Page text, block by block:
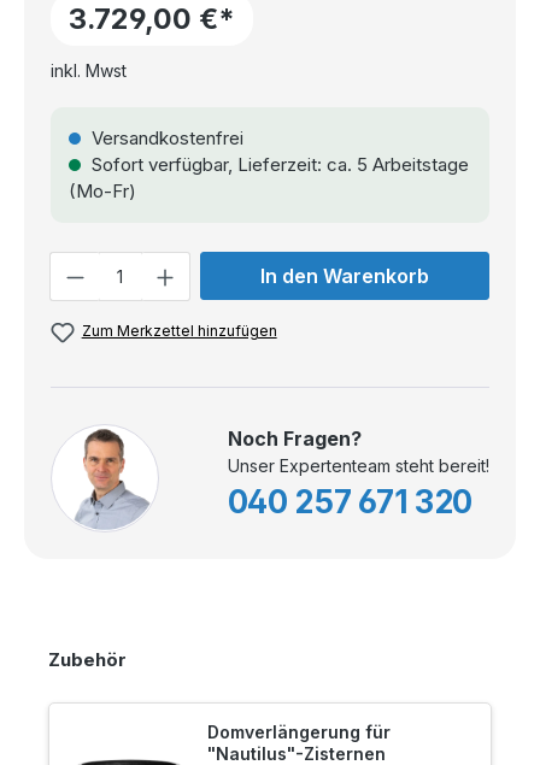
3.729,00 €*
inkl. Mwst
Versandkostenfrei
Sofort verfügbar, Lieferzeit: ca. 5 Arbeitstage
(Mo-Fr)
In den Warenkorb
Zum Merkzettel hinzufügen
Noch Fragen?
Unser Expertenteam steht bereit!
040 257 671 320
Zubehör
Domverlängerung für
"Nautilus"-Zisternen